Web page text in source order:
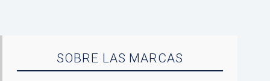
SOBRE LAS MARCAS